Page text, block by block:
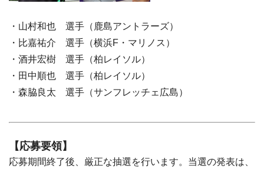
・山村和也 選手（鹿島アントラーズ）
・比嘉祐介 選手（横浜F・マリノス）
・酒井宏樹 選手（柏レイソル）
・田中順也 選手（柏レイソル）
・森脇良太 選手（サンフレッチェ広島）
【応募要領】
応募期間終了後、厳正な抽選を行います。当選の発表は、